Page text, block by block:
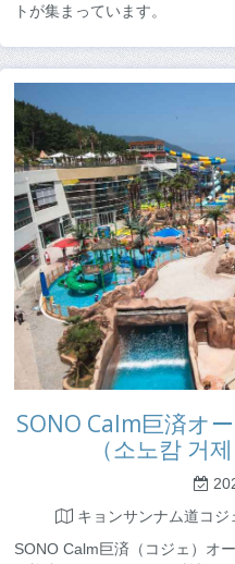
トが集まっています。
SONO Calm巨済オ
（소노캄 거
キョンサンナム道コ
SONO Calm巨済（コジェ）オ